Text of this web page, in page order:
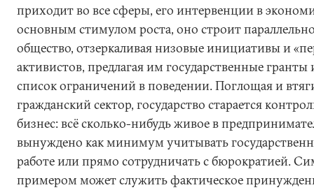
приходит во все сферы, его интервенции в
основным стимулом роста, оно строит
общество, отзеркаливая низовые инициативы и
активистов, предлагая им государственные
список ограничений в поведении. Поглощая и
гражданский сектор, государство старается
бизнес: всё сколько-нибудь живое в
вынуждено как минимум учитывать
работе или прямо сотрудничать с бюрократией.
примером может служить фактическое